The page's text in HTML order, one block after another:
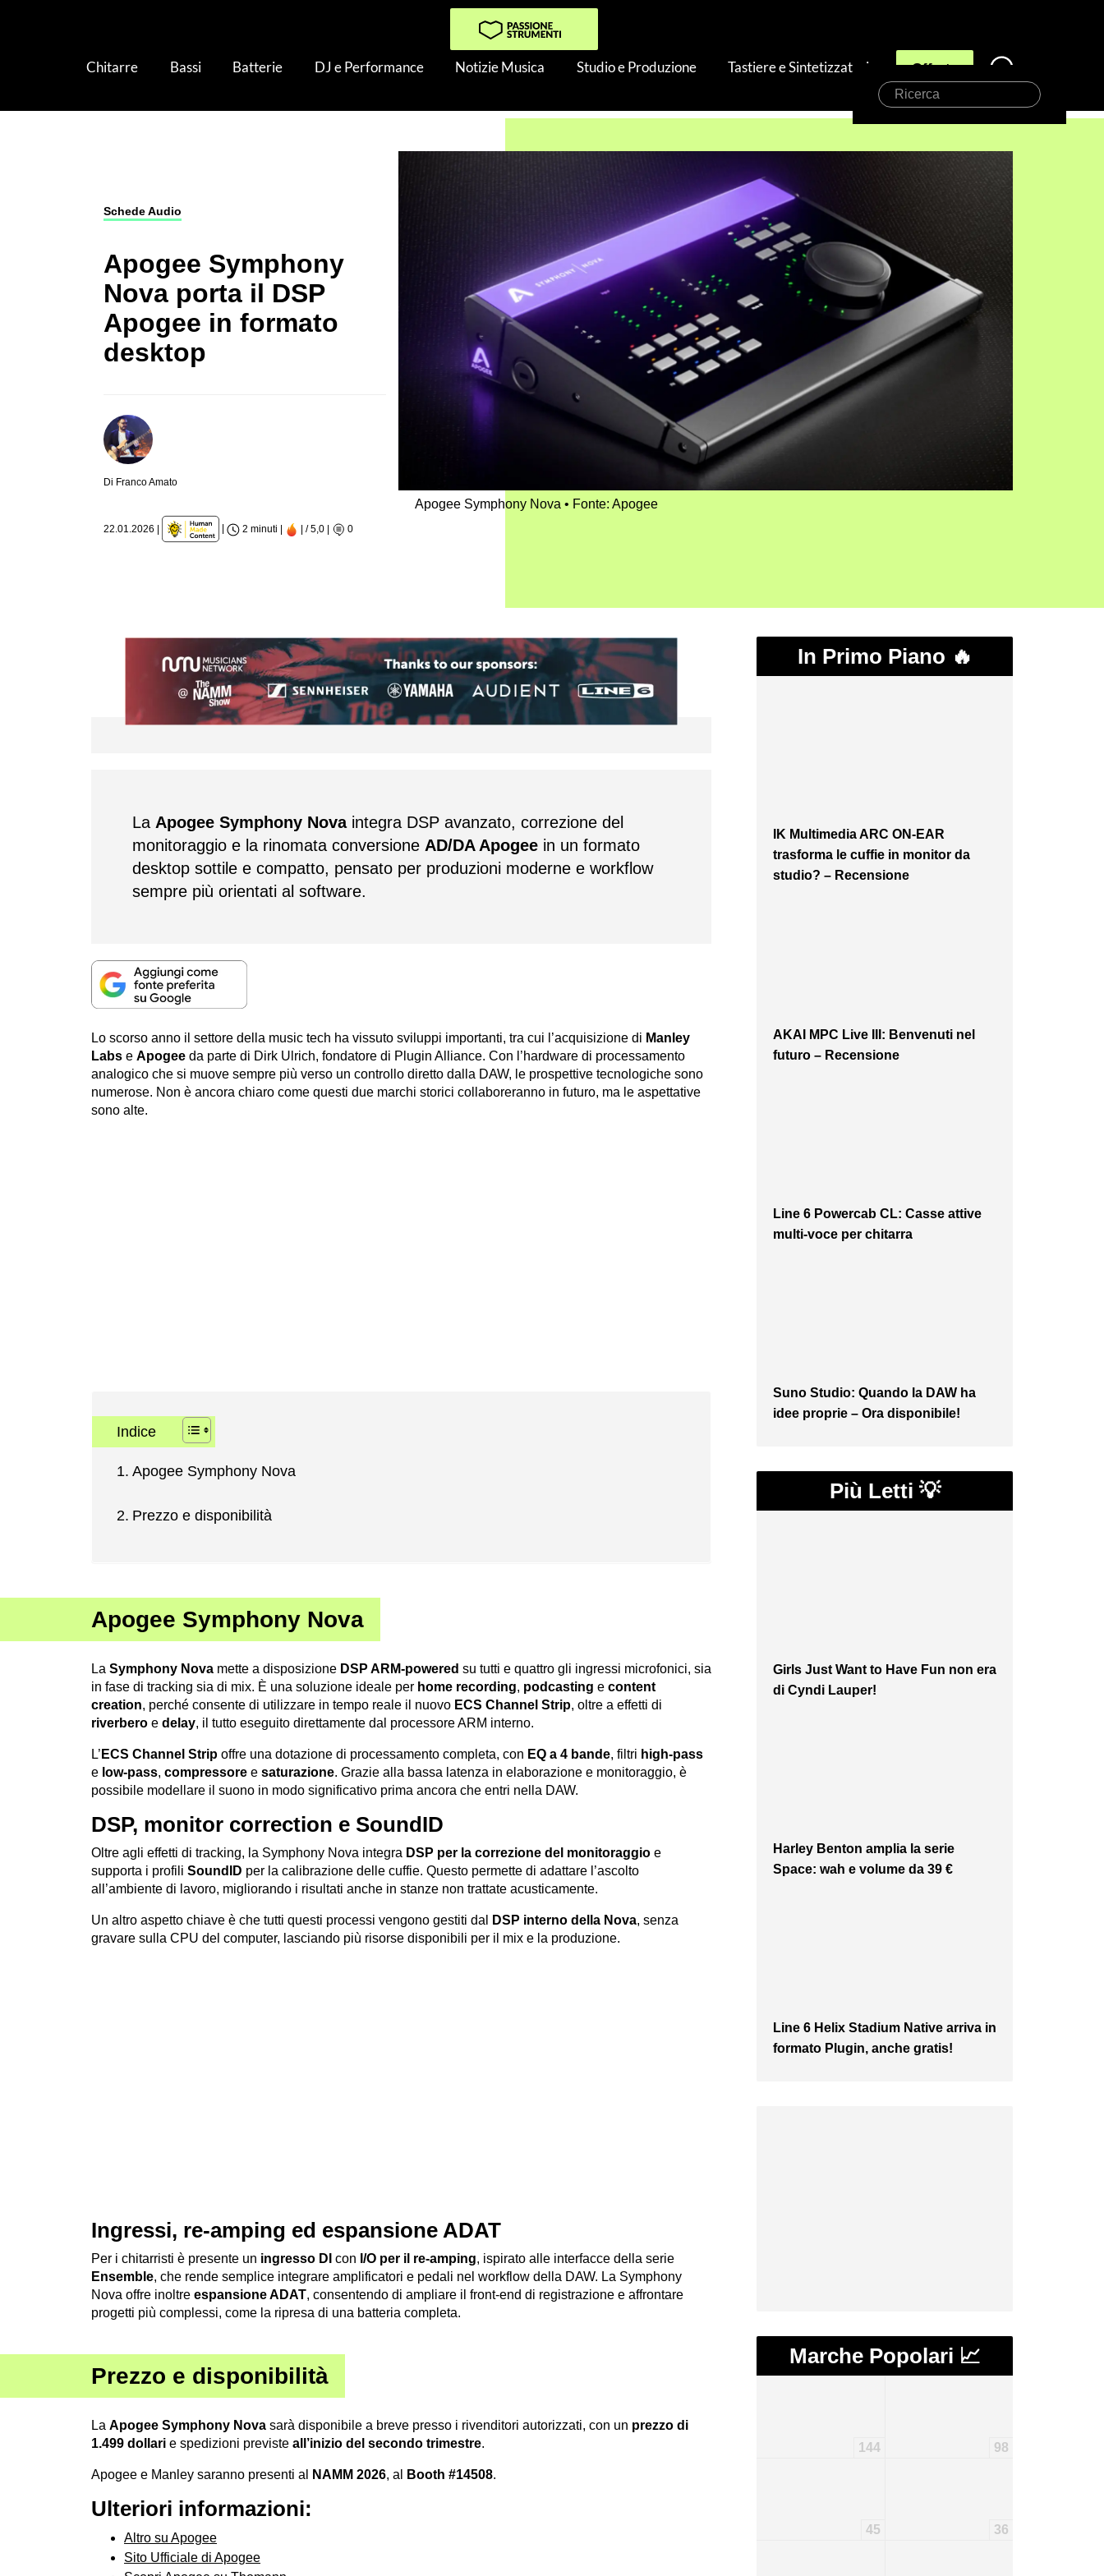
Chitarre Bassi Batterie DJ e Performance Notizie Musica Studio e Produzione Tastiere e Sintetizzatori Offerte
Ricerca
Schede Audio
Apogee Symphony
Nova porta il DSP
Apogee in formato
desktop
Di Franco Amato
22.01.2026 | 2 minuti | | / 5,0 | 0
Apogee Symphony Nova Fonte: Apogee
La Apogee Symphony Novaintegra DSP avanzato, correzione del
monitoraggio e la rinomata conversione AD/DA Apogee in un formato
desktop sottile e compatto, pensato per produzioni moderne e workflow
sempre più orientati al software.
Lo scorso anno il settore della music tech ha vissuto sviluppi importanti, tra cui l’acquisizione di Manley
Labs e Apogee da parte di Dirk Ulrich, fondatore di Plugin Alliance. Con l’hardware di processamento
analogico che si muove sempre più verso un controllo diretto dalla DAW, le prospettive tecnologiche sono
numerose. Non è ancora chiaro come questi due marchi storici collaboreranno in futuro, ma le aspettative
sono alte.
Indice
Apogee Symphony Nova
Prezzo e disponibilità
Apogee Symphony Nova
La Symphony Nova mette a disposizione DSP ARM-powered su tutti e quattro gli ingressi microfonici, sia
in fase di tracking sia di mix. È una soluzione ideale per home recording, podcasting e content
creation, perché consente di utilizzare in tempo reale il nuovo ECS Channel Strip, oltre a effetti di
riverbero e delay, il tutto eseguito direttamente dal processore ARM interno.
L’ ECS Channel Strip offre una dotazione di processamento completa, con EQ a 4 bande, filtri high-pass
e low-pass, compressore e saturazione. Grazie alla bassa latenza in elaborazione e monitoraggio, è
possibile modellare il suono in modo significativo prima ancora che entri nella DAW.
DSP, monitor correction e SoundID
Oltre agli effetti di tracking, la Symphony Nova integra DSP per la correzione del monitoraggio e
supporta i profili SoundID per la calibrazione delle cuffie. Questo permette di adattare l’ascolto
all’ambiente di lavoro, migliorando i risultati anche in stanze non trattate acusticamente.
Un altro aspetto chiave è che tutti questi processi vengono gestiti dal DSP interno della Nova, senza
gravare sulla CPU del computer, lasciando più risorse disponibili per il mix e la produzione.
Ingressi, re-amping ed espansione ADAT
Per i chitarristi è presente un ingresso DI con I/O per il re-amping, ispirato alle interfacce della serie
Ensemble, che rende semplice integrare amplificatori e pedali nel workflow della DAW. La Symphony
Nova offre inoltre espansione ADAT, consentendo di ampliare il front-end di registrazione e affrontare
progetti più complessi, come la ripresa di una batteria completa.
Prezzo e disponibilità
La Apogee Symphony Nova sarà disponibile a breve presso i rivenditori autorizzati, con un prezzo di
1.499 dollari e spedizioni previste all’inizio del secondo trimestre.
Apogee e Manley saranno presenti al NAMM 2026, al Booth #14508.
Ulteriori informazioni:
Altro su Apogee
Sito Ufficiale di Apogee
In Primo Piano 🔥
IK Multimedia ARC ON-EAR
trasforma le cuffie in monitor da
studio? – Recensione
AKAI MPC Live III: Benvenuti nel
futuro – Recensione
Line 6 Powercab CL: Casse attive
multi-voce per chitarra
Suno Studio: Quando la DAW ha
idee proprie – Ora disponibile!
Più Letti 💡
Girls Just Want to Have Fun non era
di Cyndi Lauper!
Harley Benton amplia la serie
Space: wah e volume da 39 €
Line 6 Helix Stadium Native arriva in
formato Plugin, anche gratis!
Marche Popolari 📈
144 98
45 36